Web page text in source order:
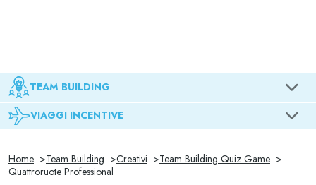
TEAM BUILDING
VIAGGI INCENTIVE
Home Team Building Creativi
Team Building Quiz Game
Quattroruote Professional